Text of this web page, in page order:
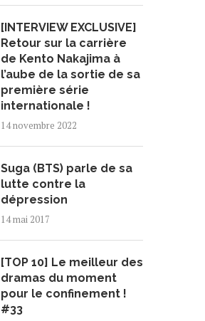
[INTERVIEW EXCLUSIVE]
Retour sur la carrière
de Kento Nakajima à
l’aube de la sortie de sa
première série
internationale !
14 novembre 2022
Suga (BTS) parle de sa
lutte contre la
dépression
14 mai 2017
[TOP 10] Le meilleur des
dramas du moment
pour le confinement !
#33